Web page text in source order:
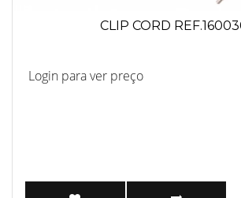
CLIP CORD
Login para ver preço